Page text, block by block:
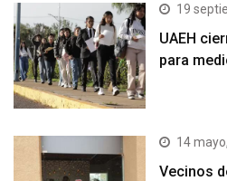
19
UAEH
para
14
Vecinos